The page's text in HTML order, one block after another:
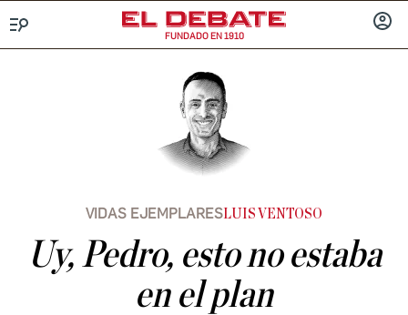
FUNDADO EN 1910
VIDAS EJEMPLARES LUIS VENTOSO
Uy, Pedro, esto no estaba
en el plan